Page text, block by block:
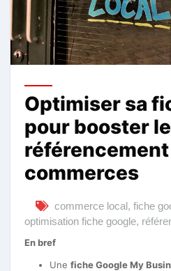
Optimiser sa
pour booster le
commerces
commerce local, fiche
optimisation fiche google,
En bref
Une fiche Google My